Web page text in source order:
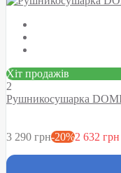
Хіт продажів
2
Рушникосушарка
3 290 грн-20%2 632 грн